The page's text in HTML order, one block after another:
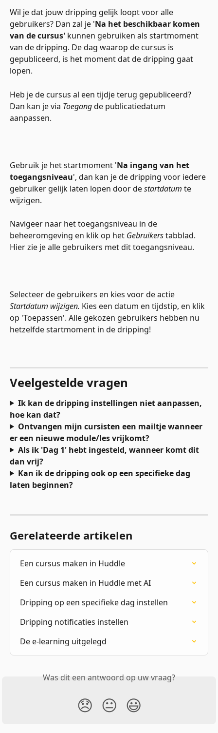
Wil je dat jouw dripping gelijk loopt voor alle
gebruikers? Dan zal je 'Na het beschikbaar komen
van de cursus' kunnen gebruiken als startmoment
van de dripping. De dag waarop de cursus is
gepubliceerd, is het moment dat de dripping gaat
lopen.
Heb je de cursus al een tijdje terug gepubliceerd?
Dan kan je via Toegang de publicatiedatum
aanpassen.
Gebruik je het startmoment 'Na ingang van het
toegangsniveau', dan kan je de dripping voor iedere
gebruiker gelijk laten lopen door de startdatum te
wijzigen.
Navigeer naar het toegangsniveau in de
beheeromgeving en klik op het Gebruikers tabblad.
Hier zie je alle gebruikers met dit toegangsniveau.
Selecteer de gebruikers en kies voor de actie
Startdatum wijzigen. Kies een datum en tijdstip, en klik
op 'Toepassen'. Alle gekozen gebruikers hebben nu
hetzelfde startmoment in de dripping!
Veelgestelde vragen
Ik kan de dripping instellingen niet aanpassen,
hoe kan dat?
Ontvangen mijn cursisten een mailtje wanneer
er een nieuwe module/les vrijkomt?
Als ik 'Dag 1' hebt ingesteld, wanneer komt dit
dan vrij?
Kan ik de dripping ook op een specifieke dag
laten beginnen?
Gerelateerde artikelen
Een cursus maken in Huddle
Een cursus maken in Huddle met AI
Dripping op een specifieke dag instellen
Dripping notificaties instellen
De e-learning uitgelegd
Was dit een antwoord op uw vraag?
😞 😐 😃